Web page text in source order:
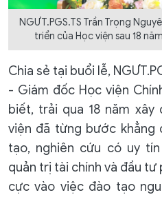
NGƯT.PGS.TS Trần Trọng
triển của Học viện sau 18
Chia sẻ tại buổi lễ,
- Giám đốc Học viện
biết, trải qua 18 năm
viện đã từng bước
tạo, nghiên cứu có uy
quản trị tài chính và đầu
cực vào việc đào tạo